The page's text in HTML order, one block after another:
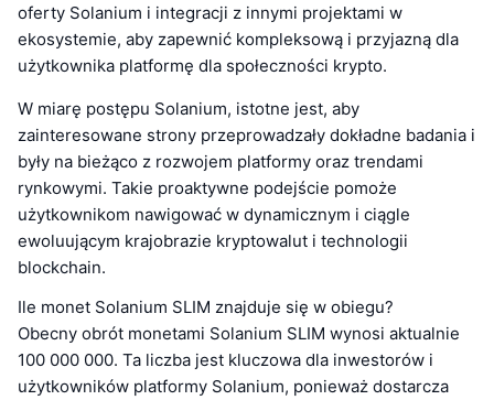
oferty Solanium i integracji z innymi projektami w
ekosystemie, aby zapewnić kompleksową i przyjazną dla
użytkownika platformę dla społeczności krypto.
W miarę postępu Solanium, istotne jest, aby
zainteresowane strony przeprowadzały dokładne badania i
były na bieżąco z rozwojem platformy oraz trendami
rynkowymi. Takie proaktywne podejście pomoże
użytkownikom nawigować w dynamicznym i ciągle
ewoluującym krajobrazie kryptowalut i technologii
blockchain.
Ile monet Solanium SLIM znajduje się w obiegu?
Obecny obrót monetami Solanium SLIM wynosi aktualnie
100 000 000. Ta liczba jest kluczowa dla inwestorów i
użytkowników platformy Solanium, ponieważ dostarcza